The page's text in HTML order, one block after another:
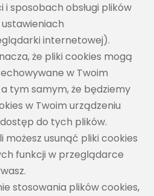
sposobach obsługi plików
internetowej).
że pliki cookies mogą
w Twoim
tym samym, że będziemy
w Twoim urządzeniu
do tych plików.
możesz usunąć pliki cookies
funkcji w przeglądarce
stosowania plików cookies,